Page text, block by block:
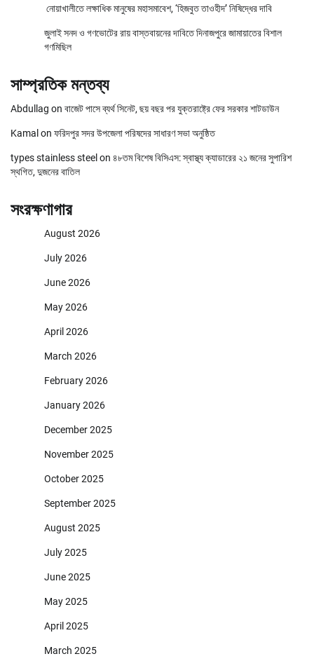
নোয়াখালীতে লক্ষাধিক মানুষের মহাসমাবেশ, ‘হিজবুত তাওহীদ’ নিষিদ্ধের দাবি
জুলাই সনদ ও গণভোটের রায় বাস্তবায়নের দাবিতে দিনাজপুরে জামায়াতের বিশাল
গণমিছিল
সাম্প্রতিক মন্তব্য
Abdullag on বাজেট পাসে ব্যর্থ সিনেট, ছয় বছর পর যুক্তরাষ্ট্রে ফের সরকার শাটডাউন
Kamalon ফরিদপুর সদর উপজেলা পরিষদের সাধারণ সভা অনুষ্ঠিত
types stainless steelon ৪৮তম বিশেষ বিসিএস: স্বাস্থ্য ক্যাডারের ২১ জনের সুপারিশ
স্থগিত, দুজনের বাতিল
সংরক্ষণাগার
August 2026
July 2026
June 2026
May 2026
April 2026
March 2026
February 2026
January 2026
December 2025
November 2025
October 2025
September 2025
August 2025
July 2025
June 2025
May 2025
April 2025
March 2025